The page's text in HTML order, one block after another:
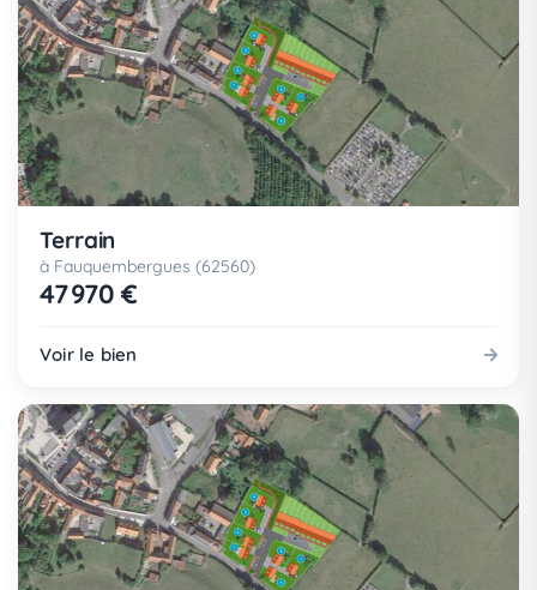
Terrain
à Fauquembergues (62560)
47 970 €
Voir le bien